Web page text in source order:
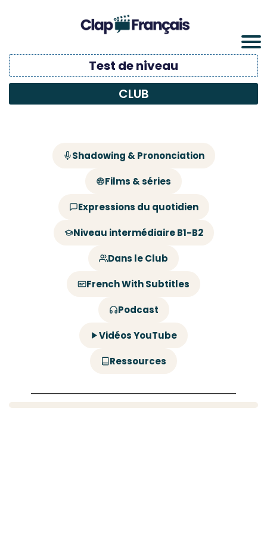
Test de niveau
CLUB
Shadowing & Prononciation
Films & séries
Expressions du quotidien
Niveau intermédiaire B1-B2
Dans le Club
French With Subtitles
Podcast
Vidéos YouTube
Ressources